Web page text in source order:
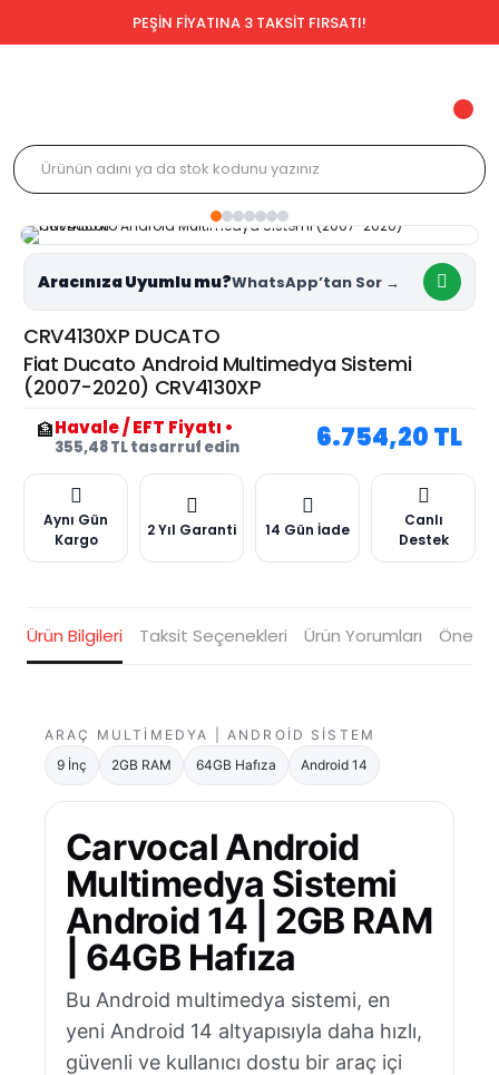
PEŞİN FİYATINA 3 TAKSİT FIRSATI!
Aracınıza Uyumlu mu?
CRV4130XP DUCATO
Fiat Ducato Android Multimedya Sistemi
(2007-2020) CRV4130XP
🏦Havale / EFT Fiyatı •
355,48 TL tasarruf edin 6.754,20 TL
Aynı Gün
Kargo
2 Yıl Garanti 14 Gün İade
Canlı
Destek
Ürün Bilgileri Taksit Seçenekleri Ürün Yorumları
ARAÇ MULTIMEDYA | ANDROID SISTEM
9 İnç
2GB RAM 64GB Hafıza Android 14
Carvocal Android
Multimedya Sistemi
Android 14 | 2GB RAM
| 64GB Hafıza
Bu Android multimedya sistemi, en
yeni Android 14 altyapısıyla daha hızlı,
güvenli ve kullanıcı dostu bir araç içi